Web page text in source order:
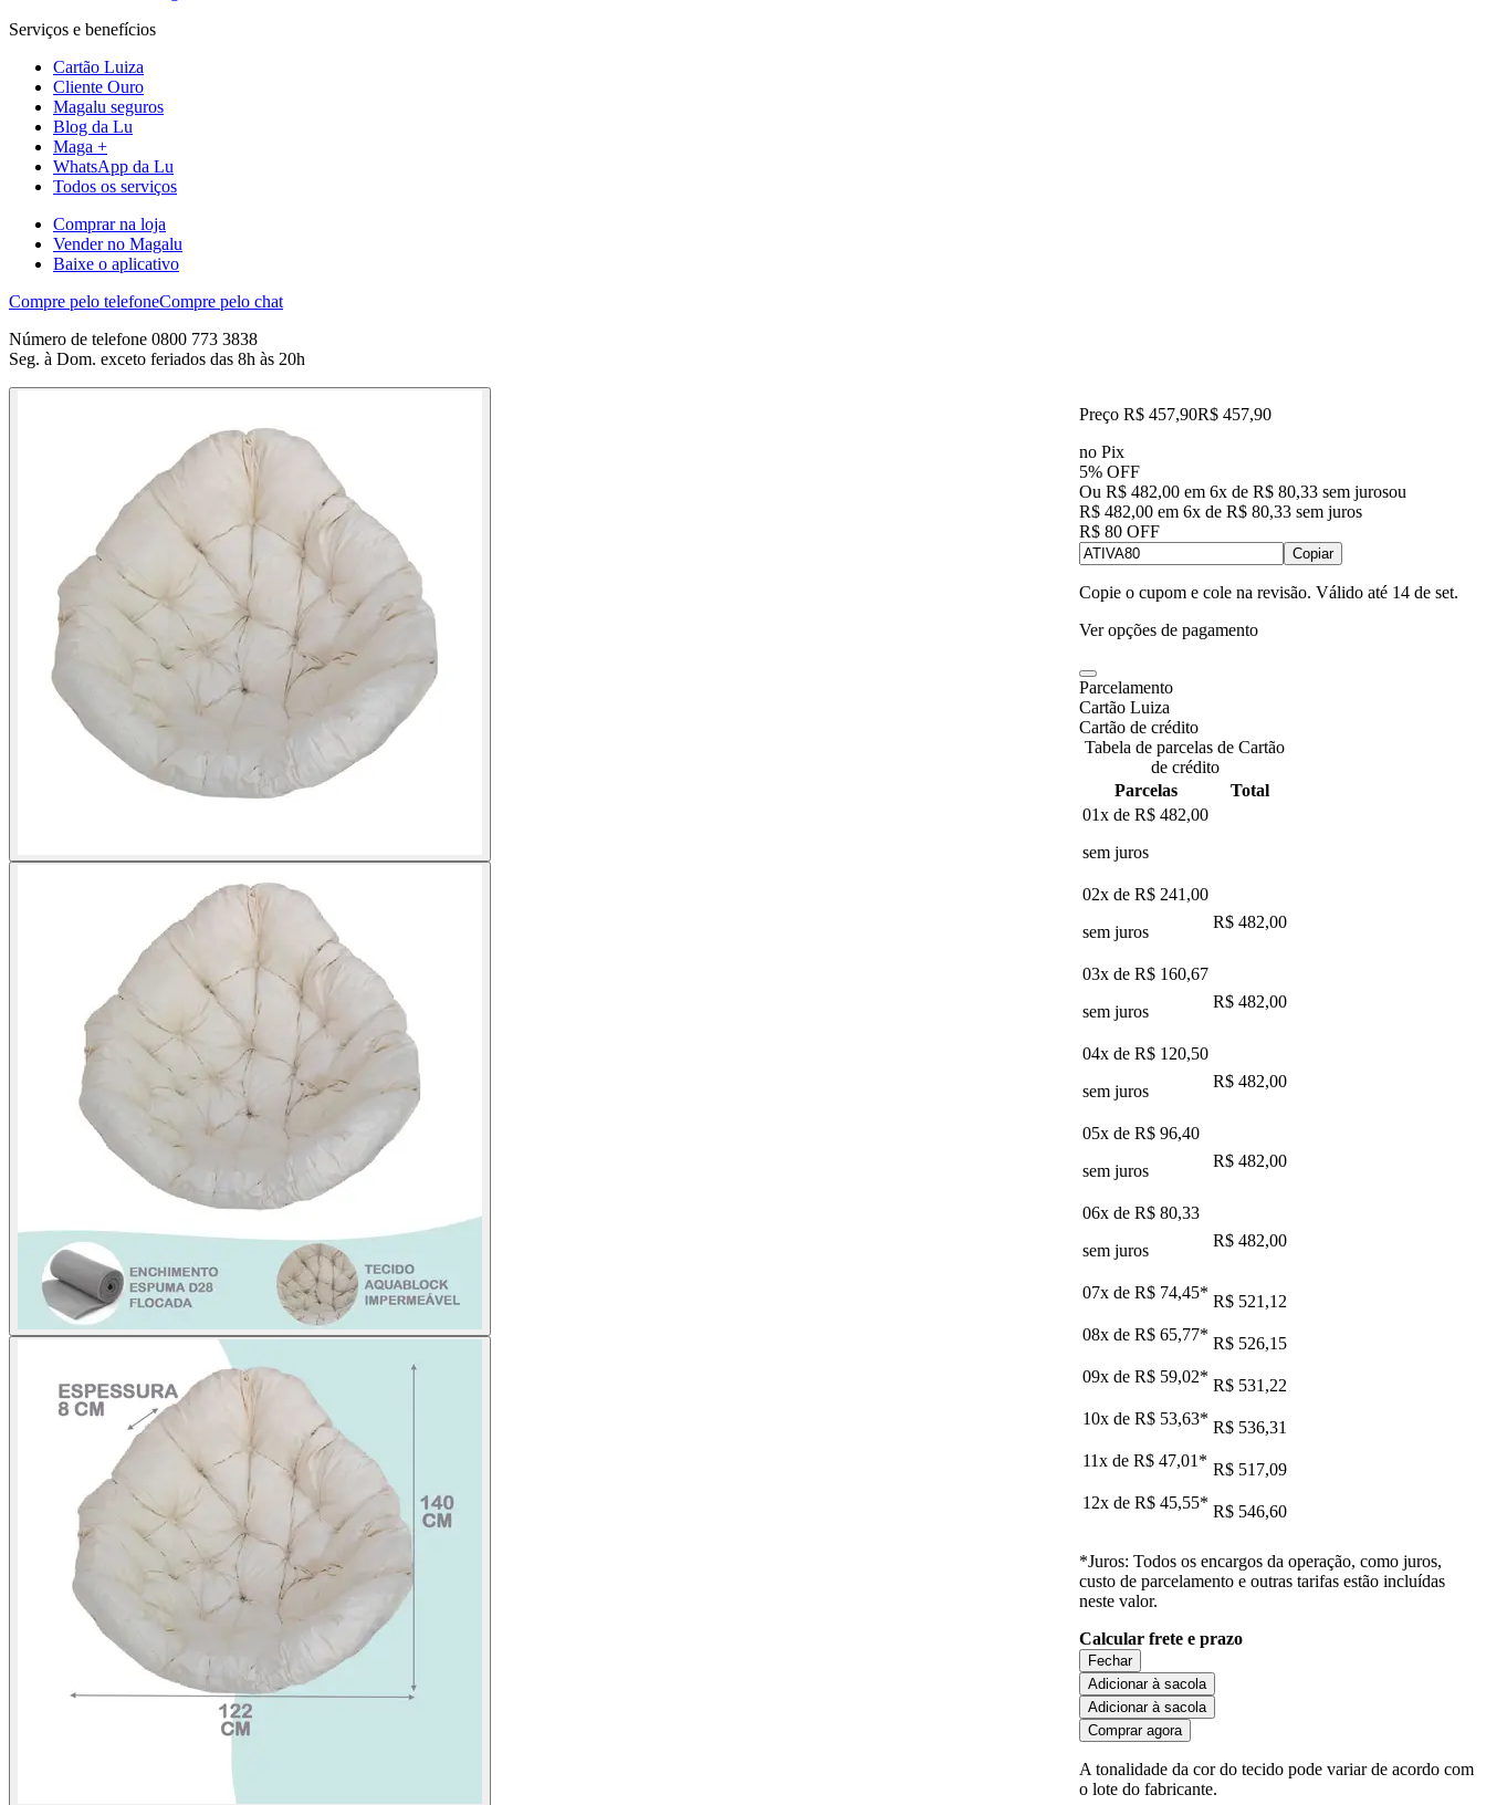
Serviços e benefícios
Cartão Luiza
Cliente Ouro
Magalu seguros
Blog da Lu
Maga +
WhatsApp da Lu
Todos os serviços
Comprar na loja
Vender no Magalu
Baixe o aplicativo
Compre pelo telefoneCompre pelo chat
Número de telefone 0800 773 3838
Seg. à Dom. exceto feriados das 8h às 20h
Preço R$ 457,90R$ 457,90
no Pix
5% OFF
Ou R$ 482,00 em 6x de R$ 80,33 sem jurosou
R$ 482,00 em 6x de R$ 80,33 sem juros
R$ 80 OFF
Copiar
Copie o cupom e cole na revisão. Válido até 14 de set.
Ver opções de pagamento
Parcelamento
Cartão Luiza
Cartão de crédito
Tabela de parcelas de Cartão
de crédito
Parcelas
Total
01x de R$ 482,00
sem juros
02x de R$ 241,00
sem juros
R$ 482,00
03x de R$ 160,67
sem juros
R$ 482,00
04x de R$ 120,50
sem juros
R$ 482,00
05x de R$ 96,40
sem juros
R$ 482,00
06x de R$ 80,33
sem juros
R$ 482,00
07x de R$ 74,45* R$ 521,12
08x de R$ 65,77* R$ 526,15
09x de R$ 59,02* R$ 531,22
10x de R$ 53,63* R$ 536,31
11x de R$ 47,01 * R$ 517,09
12x de R$ 45,55* R$ 546,60
*Juros: Todos os encargos da operação, como juros,
custo de parcelamento e outras tarifas estão incluídas
neste valor.
Calcular frete e prazo
Fechar
Adicionar à sacola
Adicionar à sacola
Comprar agora
A tonalidade da cor do tecido pode variar de acordo com
o lote do fabricante.